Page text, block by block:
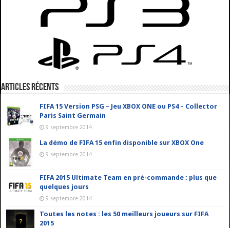
Articles récents
FIFA 15 Version PSG – Jeu XBOX ONE ou PS4 – Collector
Paris Saint Germain
9 septembre 2014
La démo de FIFA 15 enfin disponible sur XBOX One
9 septembre 2014
FIFA 2015 Ultimate Team en pré-commande : plus que
quelques jours
9 septembre 2014
Toutes les notes : les 50 meilleurs joueurs sur FIFA
2015